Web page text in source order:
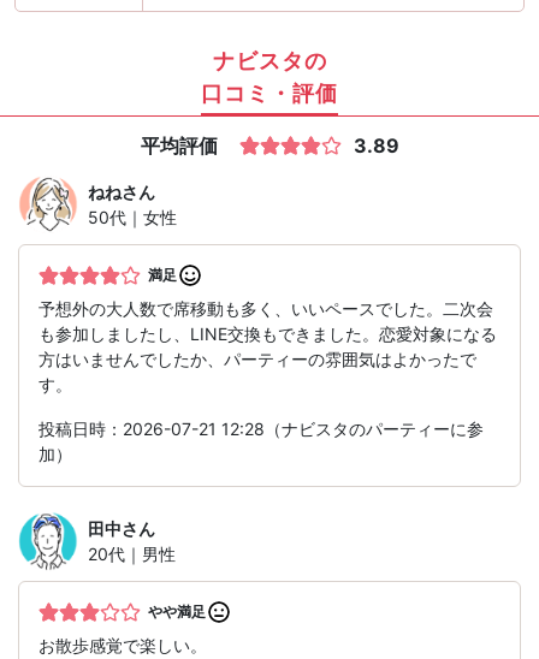
ナビスタの
口コミ・評価
平均評価 3.89
ねねさん
50代｜女性
満足
予想外の大人数で席移動も多く、いいペースでした。二次会
も参加しましたし、LINE交換もできました。恋愛対象になる
方はいませんでしたか、パーティーの雰囲気はよかったで
す。
投稿日時：2026-07-21 12:28（ナビスタのパーティーに参
加）
田中さん
20代｜男性
やや満足
お散歩感覚で楽しい。